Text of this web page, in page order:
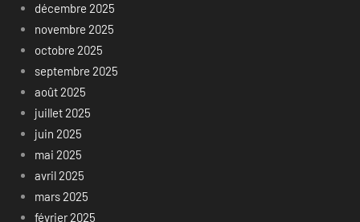
décembre 2025
novembre 2025
octobre 2025
septembre 2025
août 2025
juillet 2025
juin 2025
mai 2025
avril 2025
mars 2025
février 2025